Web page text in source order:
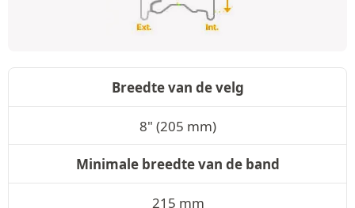
Breedte van de velg
8" (205 mm)
Minimale breedte van de band
215 mm